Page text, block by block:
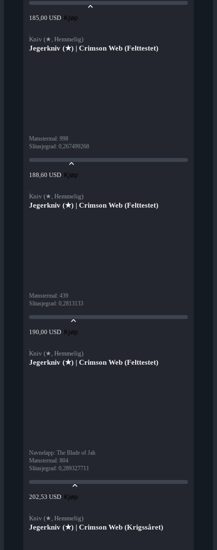
185,00 USD Kjøp
Kniv (★, Hemmelig)
Jegerkniv (★) | Crimson Web (Felttestet)
Mønstermal: 998
Slitasjegrad: 0,267499268
188,60 USD Kjøp
Kniv (★, Hemmelig)
Jegerkniv (★) | Crimson Web (Felttestet)
Mønstermal: 439
Slitasjegrad: 0,2813133
190,00 USD Kjøp
Kniv (★, Hemmelig)
Jegerkniv (★) | Crimson Web (Felttestet)
Navnelapp: The Blade of Jah
Mønstermal: 804
Slitasjegrad: 0,289327711
202,53 USD Kjøp
Kniv (★, Hemmelig)
Jegerkniv (★) | Crimson Web (Krigssåret)